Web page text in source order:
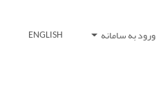
ورود به سامانه ENGLISH